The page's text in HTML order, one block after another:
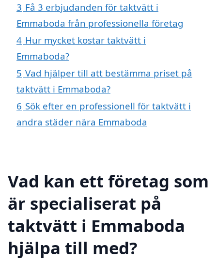
3 Få 3 erbjudanden för taktvätt i
Emmaboda från professionella företag
4 Hur mycket kostar taktvätt i
Emmaboda?
5 Vad hjälper till att bestämma priset på
taktvätt i Emmaboda?
6 Sök efter en professionell för taktvätt i
andra städer nära Emmaboda
Vad kan ett företag som
är specialiserat på
taktvätt i Emmaboda
hjälpa till med?